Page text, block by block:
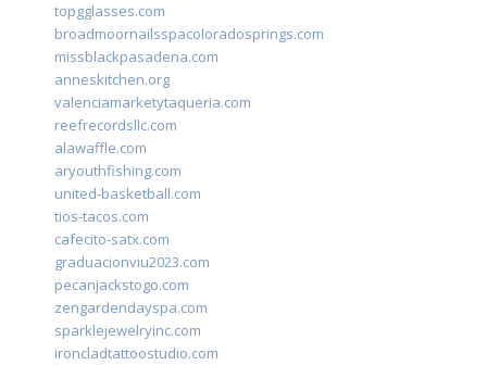
topgglasses.com
broadmoornailsspacoloradosprings.com
missblackpasadena.com
anneskitchen.org
valenciamarketytaqueria.com
reefrecordsllc.com
alawaffle.com
aryouthfishing.com
united-basketball.com
tios-tacos.com
cafecito-satx.com
graduacionviu2023.com
pecanjackstogo.com
zengardendayspa.com
sparklejewelryinc.com
ironcladtattoostudio.com